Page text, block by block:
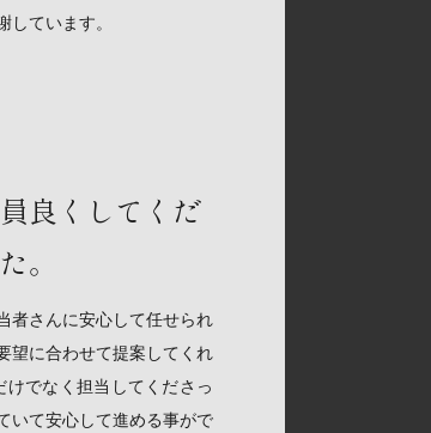
ています。
良くしてくだ
。
者さんに安心して任せられ
望に合わせて提案してくれ
でなく担当してくださっ
いて安心して進める事がで